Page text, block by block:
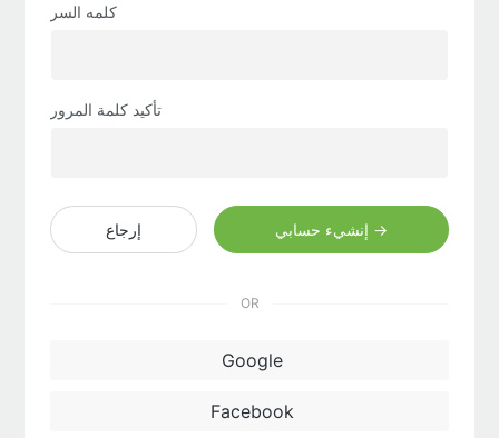
كلمه السر
تأكيد كلمة المرور
إرجاع إنشيء حسابي →
OR
Google
Facebook